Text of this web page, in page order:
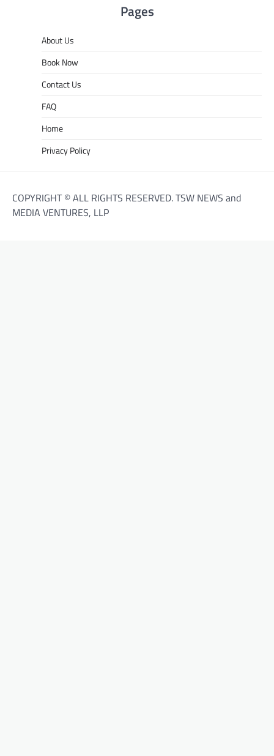
Pages
About Us
Book Now
Contact Us
FAQ
Home
Privacy Policy
COPYRIGHT © ALL RIGHTS RESERVED. TSW NEWS and
MEDIA VENTURES, LLP